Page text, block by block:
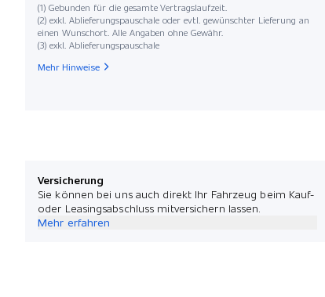
(1) Gebunden für die gesamte Vertragslaufzeit.
(2) exkl. Ablieferungspauschale oder evtl. gewünschter Lieferung an
einen Wunschort. Alle Angaben ohne Gewähr.
(3) exkl. Ablieferungspauschale
Mehr Hinweise
Versicherung
Sie können bei uns auch direkt Ihr Fahrzeug beim Kauf-
oder Leasingsabschluss mitversichern lassen.
Mehr erfahren